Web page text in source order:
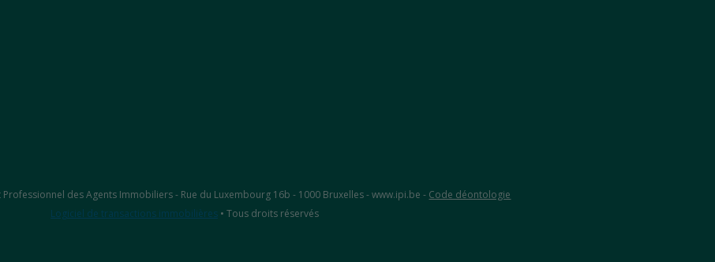
des Agents Immobiliers - Rue du Luxembourg 16b - 1000 Bruxelles - www.ipi.be - Code déontologie
Logiciel de transactions immobilières• Tous droits réservés